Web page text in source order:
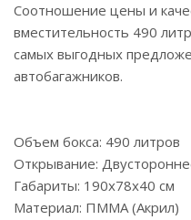
Соотношение цены и
вместительность 490
самых выгодных
автобагажников.
Объем бокса: 490 литров
Открывание:
Габариты: 190x78x40 см
Материал: ПММА (Акрил)